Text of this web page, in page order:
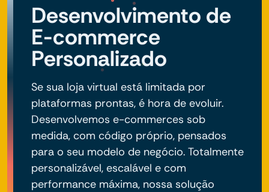
Desenvolvimento de
E-commerce
Personalizado
Se sua loja virtual está limitada por
plataformas prontas, é hora de evoluir.
Desenvolvemos e-commerces sob
medida, com código próprio, pensados
para o seu modelo de negócio. Totalmente
personalizável, escalável e com
performance máxima, nossa solução